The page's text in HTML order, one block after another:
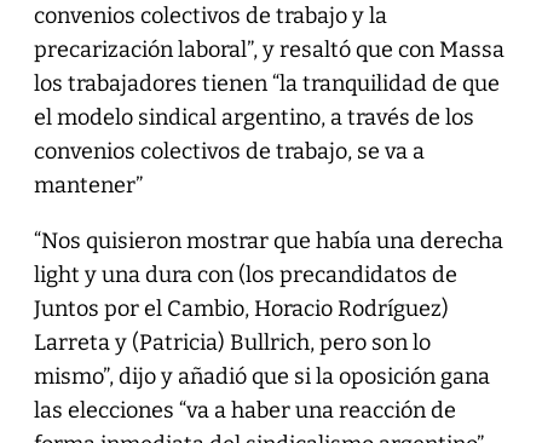
convenios colectivos de trabajo y la
precarización laboral”, y resaltó que con Massa
los trabajadores tienen “la tranquilidad de que
el modelo sindical argentino, a través de los
convenios colectivos de trabajo, se va a
mantener”
“Nos quisieron mostrar que había una derecha
light y una dura con (los precandidatos de
Juntos por el Cambio, Horacio Rodríguez)
Larreta y (Patricia) Bullrich, pero son lo
mismo”, dijo y añadió que si la oposición gana
las elecciones “va a haber una reacción de